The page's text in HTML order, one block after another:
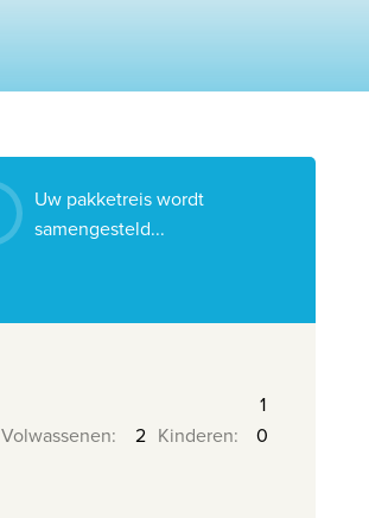
Uw pakketreis wordt
samengesteld...
Volwassenen: Kinderen: